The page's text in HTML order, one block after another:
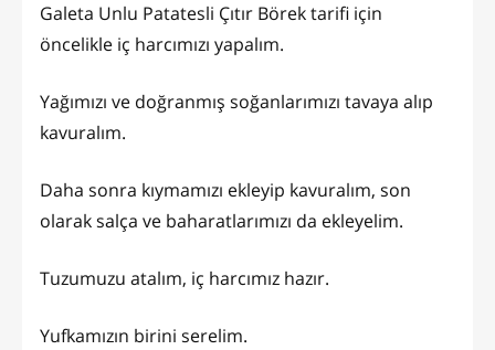
Galeta Unlu Patatesli Çıtır Börek tarifi için
öncelikle iç harcımızı yapalım.
Yağımızı ve doğranmış soğanlarımızı tavaya alıp
kavuralım.
Daha sonra kıymamızı ekleyip kavuralım, son
olarak salça ve baharatlarımızı da ekleyelim.
Tuzumuzu atalım, iç harcımız hazır.
Yufkamızın birini serelim.